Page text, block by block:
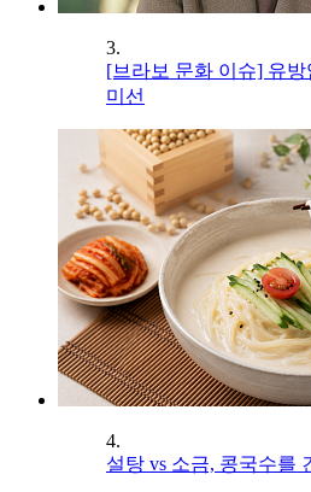
3.
[브라보 문화 이슈] 유
미선
4.
설탕 vs 소금, 콩국수를